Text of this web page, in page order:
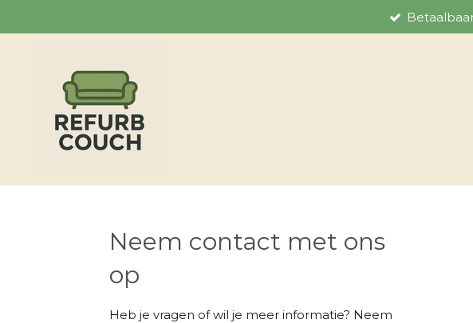
hoofdinhoud
Neem contact met ons
op
Heb je vragen of wil je meer informatie? Neem